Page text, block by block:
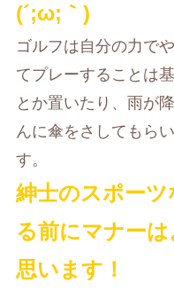
(´;ω;｀)
ゴルフは自分の力で
てプレーすることは
とか置いたり、雨が
んに傘をさしてもら
す。
紳士のスポー
る前にマナー
思います！